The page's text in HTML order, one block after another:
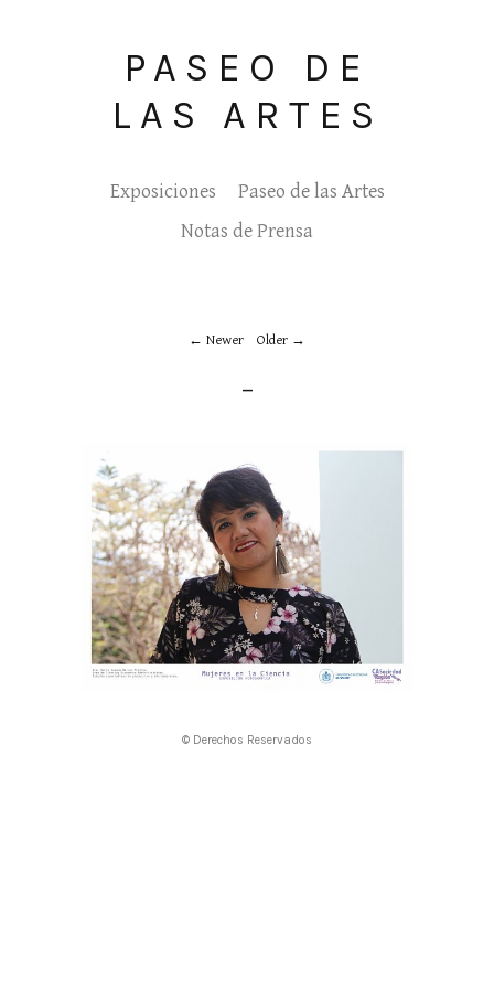
PASEO DE
LAS ARTES
Exposiciones
Paseo de las Artes
Notas de Prensa
Newer Older
_
© Derechos Reservados